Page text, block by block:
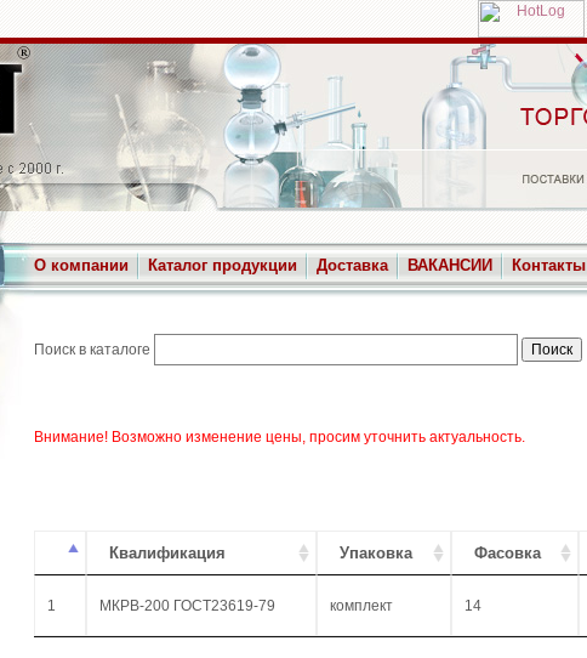
О компании Каталог продукции Доставка ВАКАНСИИ Контакты
Поиск в каталоге
Внимание! Возможно изменение цены, просим уточнить актуальность.
Квалификация Упаковка Фасовка
1 МКРВ-200 ГОСТ23619-79 комплект 14